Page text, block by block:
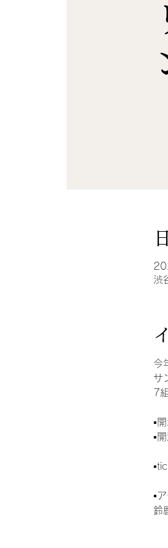
渋
今
サ
7
▪️
▪️
▪️
鈴